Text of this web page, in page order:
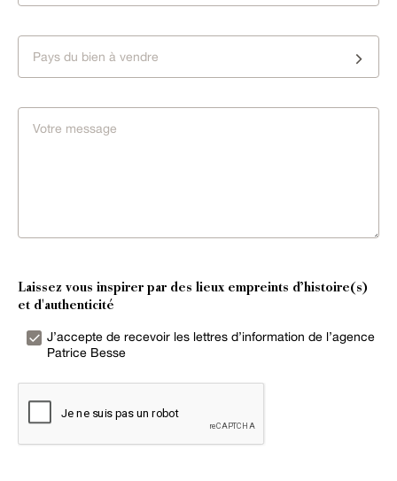
Pays du bien à vendre
Laissez vous inspirer par des lieux empreints d’histoire(s)
et d'authenticité
J’accepte de recevoir les lettres d’information de l’agence
Patrice Besse